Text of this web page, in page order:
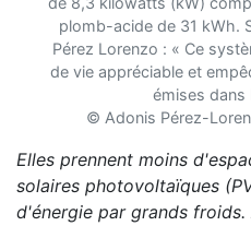
plomb-acide de 31 kWh.
Pérez Lorenzo : « Ce
de vie appréciable et
émises dans
© Adonis Pérez-
Elles prennent moins
solaires photovoltaïques
d'énergie par grands